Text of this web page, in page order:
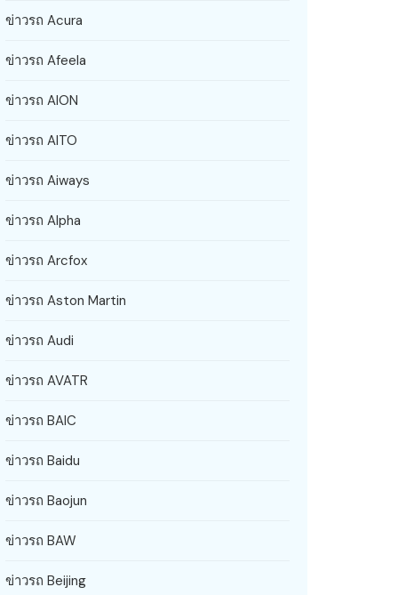
ข่าวรถ Acura
ข่าวรถ Afeela
ข่าวรถ AION
ข่าวรถ AITO
ข่าวรถ Aiways
ข่าวรถ Alpha
ข่าวรถ Arcfox
ข่าวรถ Aston Martin
ข่าวรถ Audi
ข่าวรถ AVATR
ข่าวรถ BAIC
ข่าวรถ Baidu
ข่าวรถ Baojun
ข่าวรถ BAW
ข่าวรถ Beijing